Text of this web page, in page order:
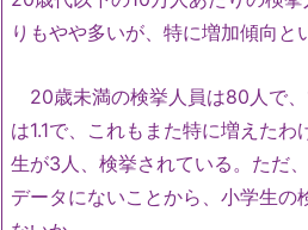
りもやや多いが、特に増加傾向と
20歳未満の検挙人員は80人で
は1.1で、これもまた特に増えた
生が3人、検挙されている。ただ
データにないことから、小学生の